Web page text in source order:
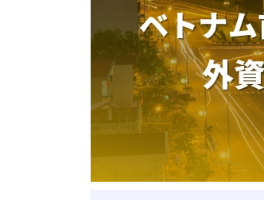
ベ